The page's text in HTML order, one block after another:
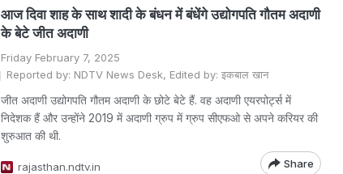
आज दिवा शाह के साथ शादी के बंधन में बंधेंगे उद्योगपति गौतम अदाणी
के बेटे जीत अदाणी
Friday February 7, 2025
Reported by: NDTV News Desk, Edited by: इकबाल खान
जीत अदाणी उद्योगपति गौतम अदाणी के छोटे बेटे हैं. वह अदाणी एयरपोर्ट्स में
निदेशक हैं और उन्होंने 2019 में अदाणी ग्रुप में ग्रुप सीएफओ से अपने करियर की
शुरुआत की थी.
rajasthan.ndtv.in Share